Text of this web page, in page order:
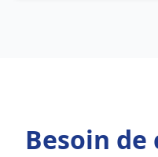
Besoin de